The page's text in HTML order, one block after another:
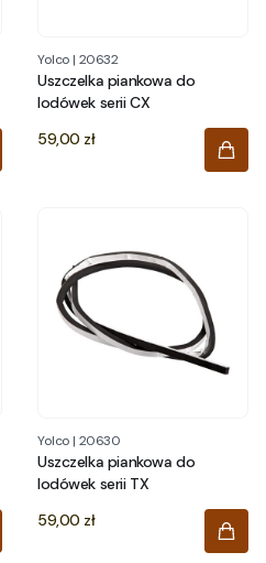
Yolco | 20632
Uszczelka piankowa do
lodówek serii CX
Cena
59,00 zł
Yolco | 20630
Uszczelka piankowa do
lodówek serii TX
Cena
59,00 zł